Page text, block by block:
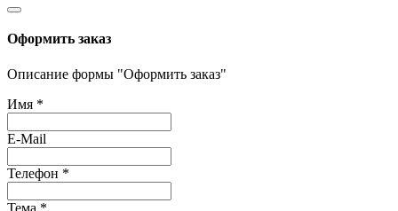
Оформить заказ
Описание формы "Оформить заказ"
Имя *
E-Mail
Телефон *
Тема *